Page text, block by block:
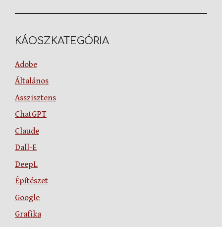
KÁOSZKATEGÓRIA
Adobe
Általános
Asszisztens
ChatGPT
Claude
Dall-E
DeepL
Építészet
Google
Grafika